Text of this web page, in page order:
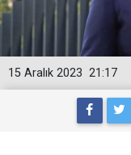
21:17
15 Aralık 2023